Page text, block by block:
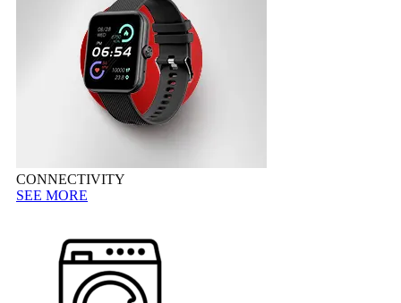
CONNECTIVITY
SEE MORE